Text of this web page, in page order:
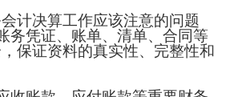
计决算工作应该注意的问题
务凭证、账单、清单、合同等
保证资料的真实性、完整性和